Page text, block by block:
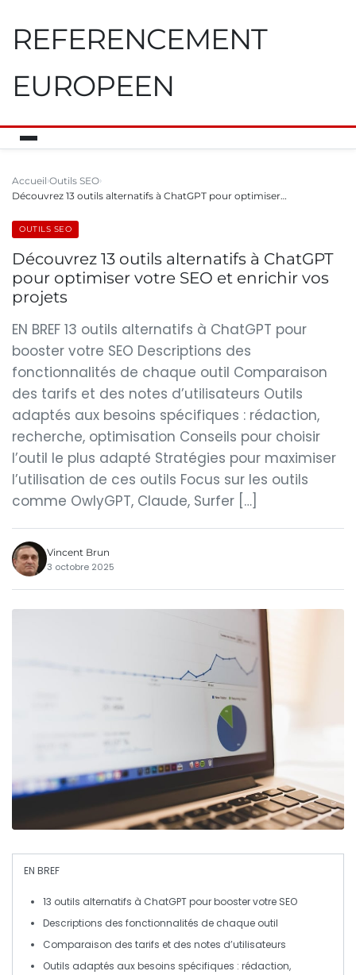
REFERENCEMENT
EUROPEEN
Accueil Outils SEO
Découvrez 13 outils alternatifs à ChatGPT pour optimiser…
OUTILS SEO
Découvrez 13 outils alternatifs à ChatGPT
pour optimiser votre SEO et enrichir vos
projets
EN BREF 13 outils alternatifs à ChatGPT pour
booster votre SEO Descriptions des
fonctionnalités de chaque outil Comparaison
des tarifs et des notes d’utilisateurs Outils
adaptés aux besoins spécifiques : rédaction,
recherche, optimisation Conseils pour choisir
l’outil le plus adapté Stratégies pour maximiser
l’utilisation de ces outils Focus sur les outils
comme OwlyGPT, Claude, Surfer […]
Vincent Brun
3 octobre 2025
EN BREF
13 outils alternatifs à ChatGPT pour booster votre SEO
Descriptions des fonctionnalités de chaque outil
Comparaison des tarifs et des notes d’utilisateurs
Outils adaptés aux besoins spécifiques : rédaction,